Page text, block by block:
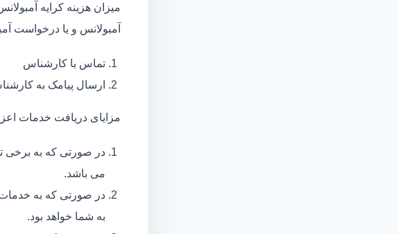
میزان هزینه کرایه
آمبولانس و یا درخواست
تماس با کارشناس
ارسال پیامک به
مزایای دریافت خدمات
در صورتی که به برخی
می باشد.
در صورتی که به خدمات
به شما خواهد بود.